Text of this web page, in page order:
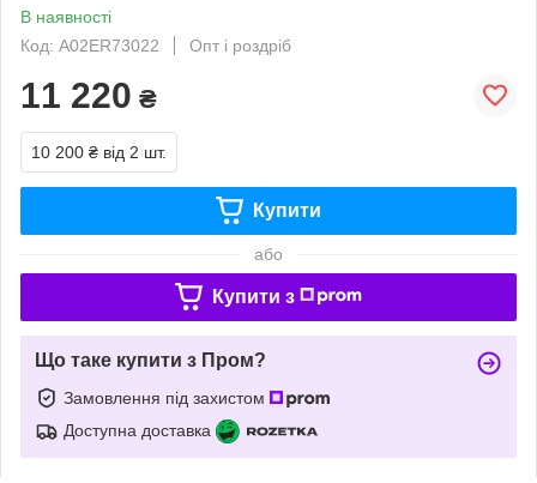
В наявності
Код: A02ER73022
Опт і роздріб
11 220 ₴
10 200 ₴ від 2 шт.
Купити
або
Купити з
Що таке купити з Пром?
Замовлення під захистом
Доступна доставка